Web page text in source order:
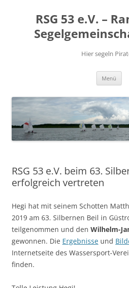
RSG 53 e.V. –
Hier segeln
Menü
RSG 53 e.V. beim 63.
erfolgreich vertreten
Hegi hat mit seinem Schotten
2019 am 63. Silbernen Beil in
teilgenommen und den Wilhelm-
gewonnen. Die Ergebnisse und
Internetseite des Wassersport-
finden.